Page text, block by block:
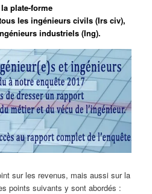
plate-forme
les ingénieurs civils (Irs civ),
industriels (Ing).
sur les revenus, mais aussi sur la
points suivants y sont abordés :